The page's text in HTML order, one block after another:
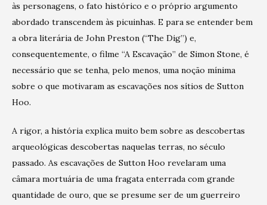
às personagens, o fato histórico e o próprio argumento
abordado transcendem às picuinhas. E para se entender bem
a obra literária de John Preston (“The Dig”) e,
consequentemente, o filme “A Escavação” de Simon Stone, é
necessário que se tenha, pelo menos, uma noção mínima
sobre o que motivaram as escavações nos sítios de Sutton
Hoo.
A rigor, a história explica muito bem sobre as descobertas
arqueológicas descobertas naquelas terras, no século
passado. As escavações de Sutton Hoo revelaram uma
câmara mortuária de uma fragata enterrada com grande
quantidade de ouro, que se presume ser de um guerreiro